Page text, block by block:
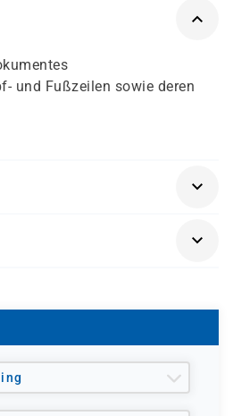
und Fußzeilen sowie deren
Kundenwunsch